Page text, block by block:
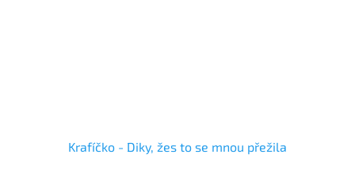
Krafíčko - Diky, žes to se mnou přežila